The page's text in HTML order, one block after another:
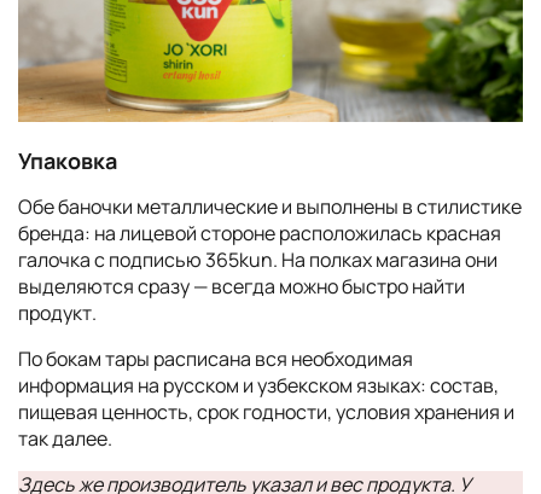
Упаковка
Обе баночки металлические и выполнены в стилистике
бренда: на лицевой стороне расположилась красная
галочка с подписью 365kun. На полках магазина они
выделяются сразу — всегда можно быстро найти
продукт.
По бокам тары расписана вся необходимая
информация на русском и узбекском языках: состав,
пищевая ценность, срок годности, условия хранения и
так далее.
Здесь же производитель указал и вес продукта. У